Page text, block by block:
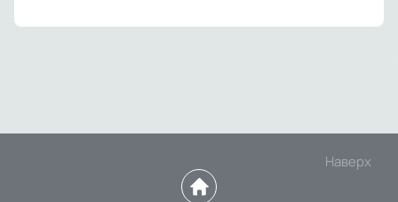
Наверх